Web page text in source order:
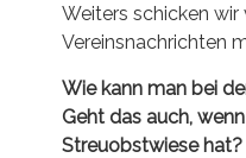
Weiters schicken
Vereinsnachrichten
Wie kann man bei
Geht das auch,
Streuobstwiese hat?